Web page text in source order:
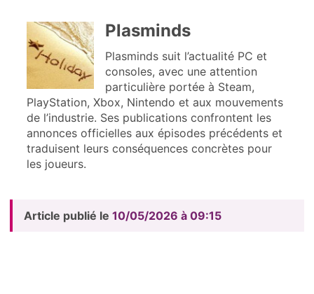
Plasminds
Plasminds suit l’actualité PC et
consoles, avec une attention
particulière portée à Steam,
PlayStation, Xbox, Nintendo et aux mouvements
de l’industrie. Ses publications confrontent les
annonces officielles aux épisodes précédents et
traduisent leurs conséquences concrètes pour
les joueurs.
Article publié le 10/05/2026 à 09:15